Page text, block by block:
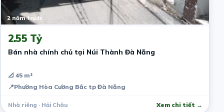
2 năm trước
2.55 Tỷ
Bán nhà chính chủ tại Núi Thành Đà Nẵng
📐 45 m²
📍Phường Hòa Cường Bắc tp Đà Nẵng
Nhà riêng · Hải Châu Xem chi tiết →